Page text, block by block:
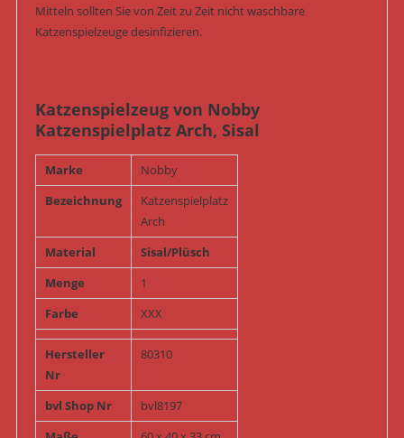
Mitteln sollten Sie von Zeit zu Zeit nicht waschbare
Katzenspielzeuge desinfizieren.
Katzenspielzeug von Nobby
Katzenspielplatz Arch, Sisal
Marke
Nobby
Bezeichnung
Katzenspielplatz
Arch
Material
Sisal/Plüsch
Menge
1
Farbe
XXX
Hersteller
Nr
80310
bvl Shop Nr
bvl8197